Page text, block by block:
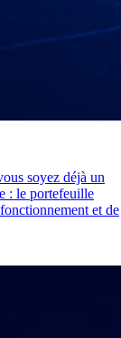
soyez déjà un
: le portefeuille
et de